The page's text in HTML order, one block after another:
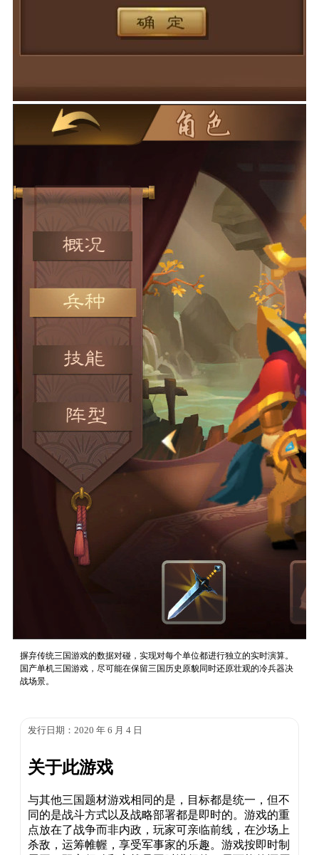
摒弃传统三国游戏的数据对碰，实现对每个单位都进行独立的实时演算。
国产单机三国游戏，尽可能在保留三国历史原貌同时还原壮观的冷兵器决
战场景。
发行日期：2020 年 6 月 4 日
关于此游戏
与其他三国题材游戏相同的是，目标都是统一，但不
同的是战斗方式以及战略部署都是即时的。游戏的重
点放在了战争而非内政，玩家可亲临前线，在沙场上
杀敌，运筹帷幄，享受军事家的乐趣。游戏按即时制